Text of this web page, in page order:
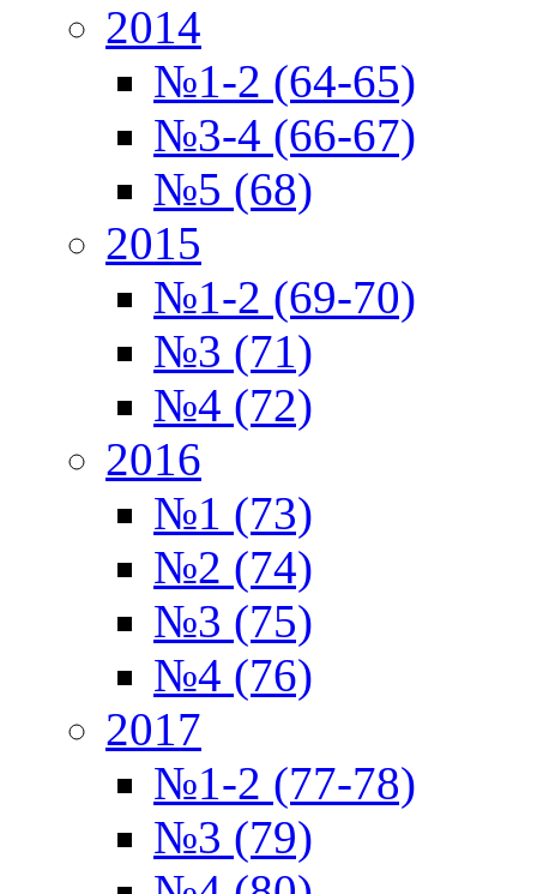
2014
№1-2 (64-65)
№3-4 (66-67)
№5 (68)
2015
№1-2 (69-70)
№3 (71)
№4 (72)
2016
№1 (73)
№2 (74)
№3 (75)
№4 (76)
2017
№1-2 (77-78)
№3 (79)